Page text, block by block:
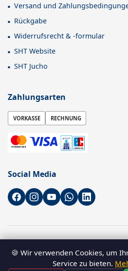
Versand und
Rückgabe
Widerrufsrecht & -formular
SHT Website
SHT Jucho
Zahlungsarten
VORKASSE RECHNUNG
Social Media
–B2B-Shop für Gewerbetreibende.
bestellen.
🍪 Wir verwenden Cookies, um
Service zu bieten.